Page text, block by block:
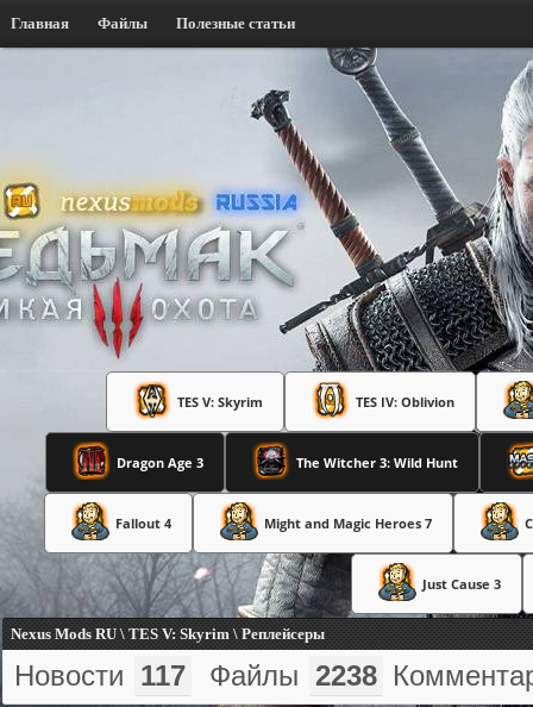
Главная Файлы Полезные статьи
TES V: Skyrim TES IV: Oblivion
Dragon Age 3 The Witcher 3: Wild Hunt
Fallout 4 Might and Magic Heroes 7
Just Cause 3
Nexus Mods RU \ TES V: Skyrim \ Реплейсеры
Новости 117 Файлы 2238